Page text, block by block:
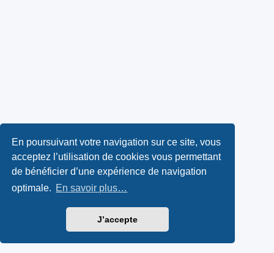
En poursuivant votre navigation sur ce site, vous
acceptez l’utilisation de cookies vous permettant
de bénéficier d’une expérience de navigation
optimale. En savoir plus…
J’accepte